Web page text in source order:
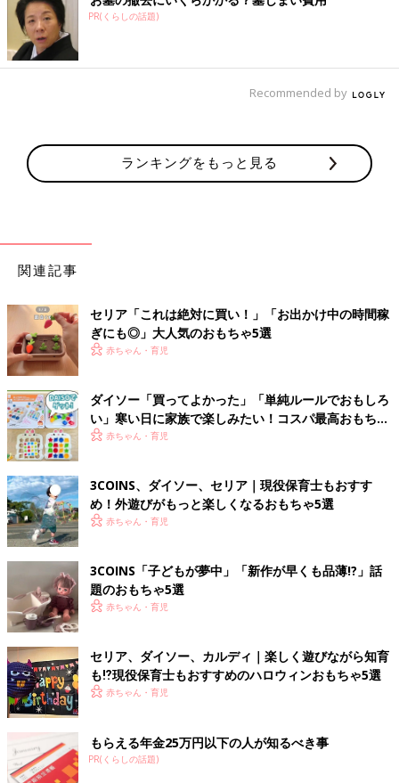
PR(くらしの話題)
Recommended by
ランキングをもっと見る
関連記事
セリア「これは絶対に買い！」「お出かけ中の時間稼
ぎにも◎」大人気のおもちゃ5選
赤ちゃん・育児
ダイソー「買ってよかった」「単純ルールでおもしろ
い」寒い日に家族で楽しみたい！コスパ最高おもちゃ
4選赤ちゃん・育児
3COINS、ダイソー、セリア｜現役保育士もおすす
め！外遊びがもっと楽しくなるおもちゃ5選
赤ちゃん・育児
3COINS「子どもが夢中」「新作が早くも品薄!?」話
題のおもちゃ5選
赤ちゃん・育児
セリア、ダイソー、カルディ｜楽しく遊びながら知育
も⁉現役保育士もおすすめのハロウィンおもちゃ5選
赤ちゃん・育児
もらえる年金25万円以下の人が知るべき事
PR(くらしの話題)